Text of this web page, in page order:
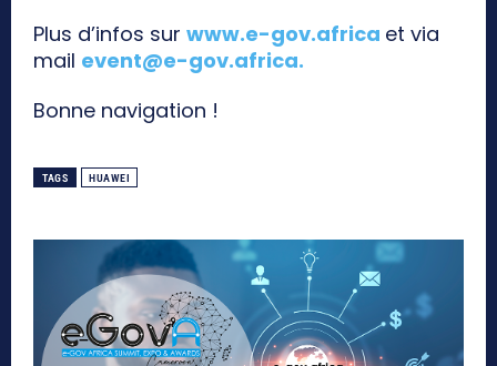
Plus d’infos sur www.e-gov.africa et via
mail event@e-gov.africa.
Bonne navigation !
TAGS HUAWEI